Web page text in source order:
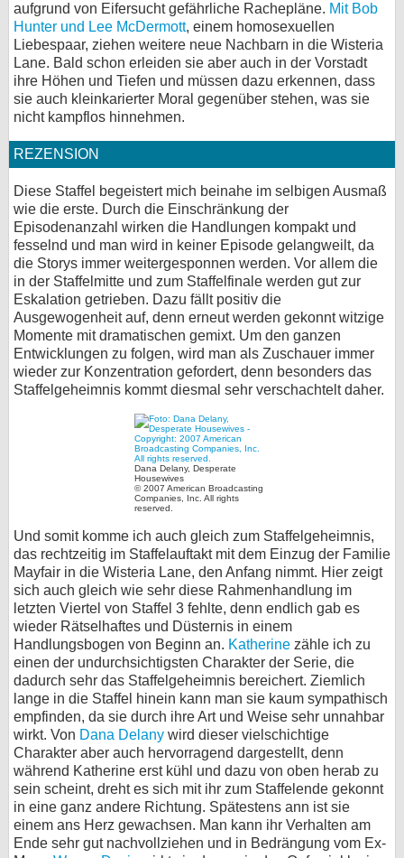
aufgrund von Eifersucht gefährliche Rachepläne. Mit Bob
Hunter und Lee McDermott, einem homosexuellen
Liebespaar, ziehen weitere neue Nachbarn in die Wisteria
Lane. Bald schon erleiden sie aber auch in der Vorstadt
ihre Höhen und Tiefen und müssen dazu erkennen, dass
sie auch kleinkarierter Moral gegenüber stehen, was sie
nicht kampflos hinnehmen.
REZENSION
Diese Staffel begeistert mich beinahe im selbigen Ausmaß
wie die erste. Durch die Einschränkung der
Episodenanzahl wirken die Handlungen kompakt und
fesselnd und man wird in keiner Episode gelangweilt, da
die Storys immer weitergesponnen werden. Vor allem die
in der Staffelmitte und zum Staffelfinale werden gut zur
Eskalation getrieben. Dazu fällt positiv die
Ausgewogenheit auf, denn erneut werden gekonnt witzige
Momente mit dramatischen gemixt. Um den ganzen
Entwicklungen zu folgen, wird man als Zuschauer immer
wieder zur Konzentration gefordert, denn besonders das
Staffelgeheimnis kommt diesmal sehr verschachtelt daher.
Dana Delany, Desperate
Housewives
© 2007 American Broadcasting
Companies, Inc. All rights
reserved.
Und somit komme ich auch gleich zum Staffelgeheimnis,
das rechtzeitig im Staffelauftakt mit dem Einzug der Familie
Mayfair in die Wisteria Lane, den Anfang nimmt. Hier zeigt
sich auch gleich wie sehr diese Rahmenhandlung im
letzten Viertel von Staffel 3 fehlte, denn endlich gab es
wieder Rätselhaftes und Düsternis in einem
Handlungsbogen von Beginn an. Katherine zähle ich zu
einen der undurchsichtigsten Charakter der Serie, die
dadurch sehr das Staffelgeheimnis bereichert. Ziemlich
lange in die Staffel hinein kann man sie kaum sympathisch
empfinden, da sie durch ihre Art und Weise sehr unnahbar
wirkt. Von Dana Delany wird dieser vielschichtige
Charakter aber auch hervorragend dargestellt, denn
während Katherine erst kühl und dazu von oben herab zu
sein scheint, dreht es sich mit ihr zum Staffelende gekonnt
in eine ganz andere Richtung. Spätestens ann ist sie
einem ans Herz gewachsen. Man kann ihr Verhalten am
Ende sehr gut nachvollziehen und in Bedrängung vom Ex-